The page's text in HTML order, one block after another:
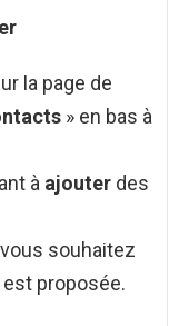
la page de
» en bas à
à ajouter des
souhaitez
proposée.